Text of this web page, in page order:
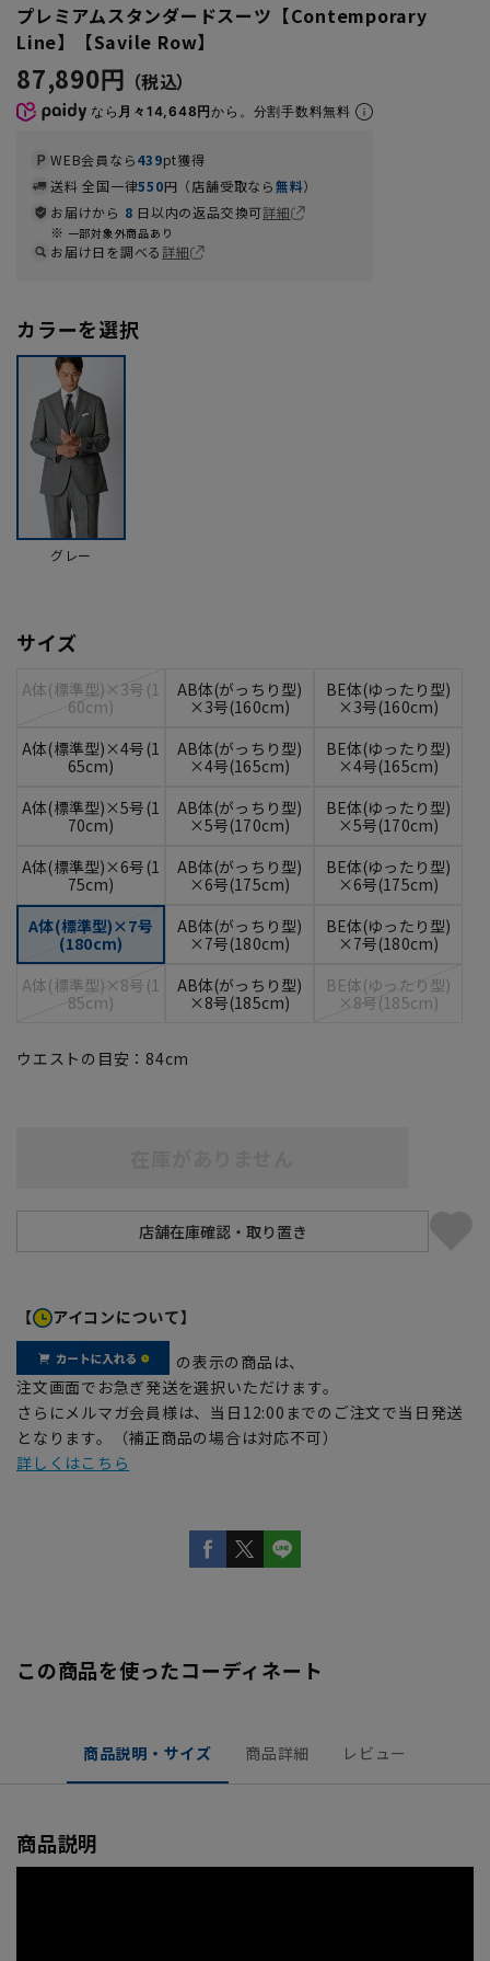
プレミアムスタンダードスーツ【Contemporary
Line】【Savile Row】
87,890円
なら 月々14,648円から。分割手数料無料
WEB会員なら439pt獲得
送料 全国一律550円（店舗受取なら無料）
お届けから 8 日以内の返品交換可詳細
一部対象外商品あり
お届け日を調べる詳細
カラーを選択
グレー
サイズ
A体(標準型)×3号(1
60cm)
AB体(がっちり型)
×3号(160cm)
BE体(ゆったり型)
×3号(160cm)
A体(標準型)×4号(1
65cm)
AB体(がっちり型)
×4号(165cm)
BE体(ゆったり型)
×4号(165cm)
A体(標準型)×5号(1
70cm)
AB体(がっちり型)
×5号(170cm)
BE体(ゆったり型)
×5号(170cm)
A体(標準型)×6号(1
75cm)
AB体(がっちり型)
×6号(175cm)
BE体(ゆったり型)
×6号(175cm)
A体(標準型)×7号
(180cm)
AB体(がっちり型)
×7号(180cm)
BE体(ゆったり型)
×7号(180cm)
A体(標準型)×8号(1
85cm)
AB体(がっちり型)
×8号(185cm)
BE体(ゆったり型)
×8号(185cm)
ウエストの目安： 84cm
【 アイコンについて】
の表示の商品は、
注文画面でお急ぎ発送を選択いただけます。
さらにメルマガ会員様は、当日12:00までのご注文で当日発送
となります。（補正商品の場合は対応不可）
詳しくはこちら
この商品を使ったコーディネート
商品説明・サイズ 商品詳細 レビュー
商品説明